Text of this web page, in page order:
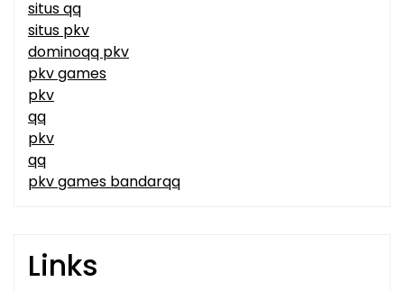
situs qq
situs pkv
dominoqq pkv
pkv games
pkv
qq
pkv
qq
pkv games bandarqq
Links